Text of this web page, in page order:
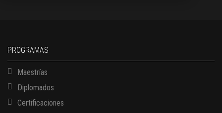
PROGRAMAS
Maestrías
Diplomados
Certificaciones